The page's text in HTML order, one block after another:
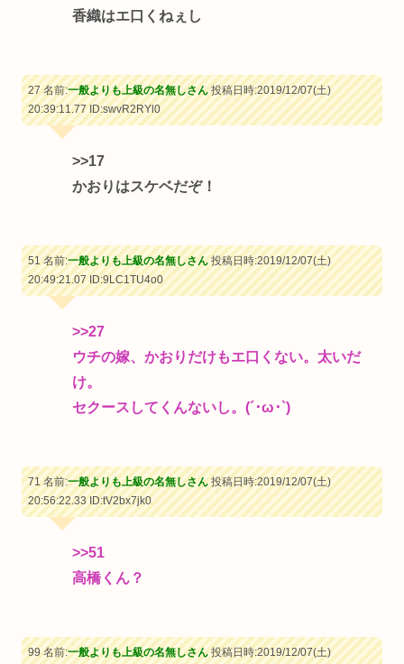
香織はエ口くねぇし
27 名前:一般よりも上級の名無しさん投稿日時:2019/12/07(土)
20:39:11.77ID:swvR2RYl0
>>17
かおりはスケベだぞ！
51 名前:一般よりも上級の名無しさん投稿日時:2019/12/07(土)
20:49:21.07ID:9LC1TU4o0
>>27
ウチの嫁、かおりだけもエ口くない。太いだ
け。
セクースしてくんないし。(´･ω･`)
71 名前:一般よりも上級の名無しさん投稿日時:2019/12/07(土)
20:56:22.33ID:tV2bx7jk0
>>51
高橋くん？
99 名前:一般よりも上級の名無しさん投稿日時:2019/12/07(土)